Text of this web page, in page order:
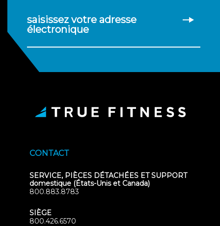
saisissez votre adresse
électronique
CONTACT
SERVICE, PIÈCES DÉTACHÉES ET SUPPORT
domestique (États-Unis et Canada)
800.883.8783
SIÈGE
800.426.6570